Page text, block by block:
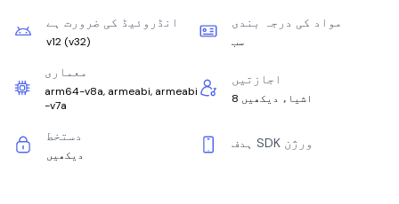
انڈروئیڈ کی ضرورت ہے
v12 (v32)
مواد کی درجہ بندی
سب
معماری
arm64-v8a, armeabi, armeabi
-v7a
اجازتیں
8 اشیاء دیکھیں
دستخط
دیکھیں
ہدف SDK ورژن